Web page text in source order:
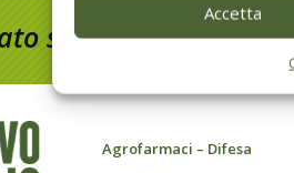
Accetta
sul mondo
Agrofarmaci – Difesa